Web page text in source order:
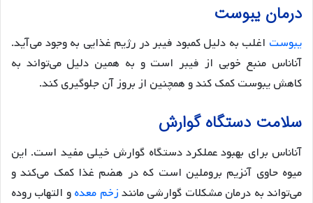
درمان یبوست
یبوست اغلب به دلیل کمبود فیبر در رژیم غذایی به وجود می‌آید.
آناناس منبع خوبی از فیبر است و به همین دلیل می‌تواند به
کاهش یبوست کمک کند و همچنین از بروز آن جلوگیری کند.
سلامت دستگاه گوارش
آناناس برای بهبود عملکرد دستگاه گوارش خیلی مفید است. این
میوه حاوی آنزیم بروملین است که در هضم غذا کمک می‌کند و
می‌تواند به درمان مشکلات گوارشی مانندزخم معدهو التهاب روده